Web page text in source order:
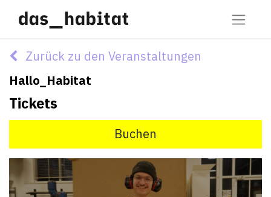
Zurück zu den Veranstaltungen
Hallo_Habitat
Tickets
Buchen